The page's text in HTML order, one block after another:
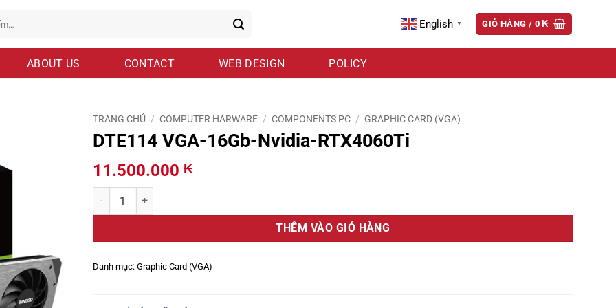
English ▼ GIỎ HÀNG / 0₭
ABOUT US CONTACT WEB DESIGN POLICY
TRANG CHỦ / COMPUTER HARWARE / COMPONENTS PC / GRAPHIC CARD (VGA)
DTE114 VGA-16Gb-Nvidia-RTX4060Ti
11.500.000 ₭
DTE114 VGA-16Gb-Nvidia-RTX4060Ti số lượng
THÊM VÀO GIỎ HÀNG
Danh mục: Graphic Card (VGA)